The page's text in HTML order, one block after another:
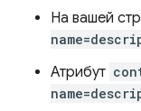
На вашей
Атрибут